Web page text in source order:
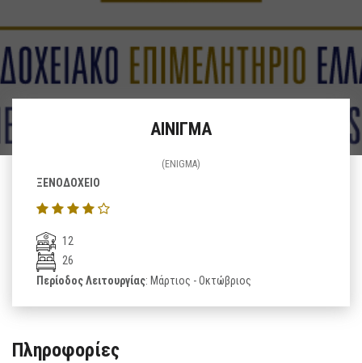
ΑΙΝΙΓΜΑ
(ENIGMA)
ΞΕΝΟΔΟΧΕΙΟ
12
26
Περίοδος Λειτουργίας: Μάρτιος - Οκτώβριος
Πληροφορίες